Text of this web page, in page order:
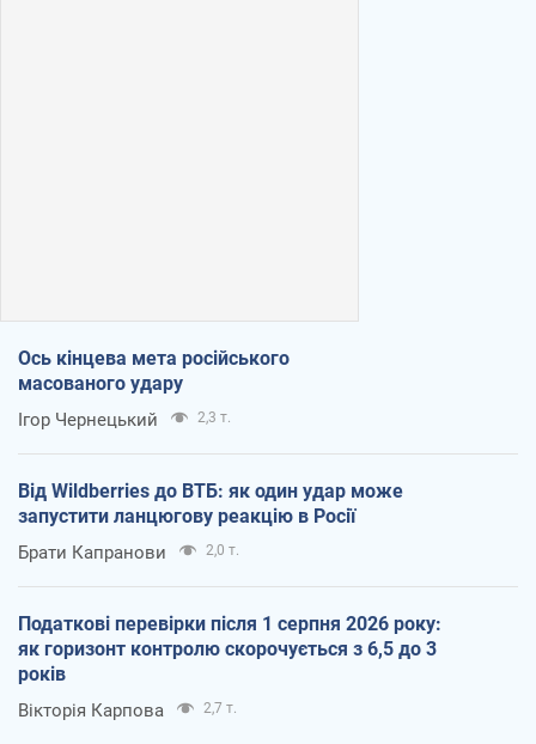
Ось кінцева мета російського
масованого удару
Ігор Чернецький 2,3 т.
Від Wildberries до ВТБ: як один удар може
запустити ланцюгову реакцію в Росії
Брати Капранови 2,0 т.
Податкові перевірки після 1 серпня 2026 року:
як горизонт контролю скорочується з 6,5 до 3
років
Вікторія Карпова 2,7 т.